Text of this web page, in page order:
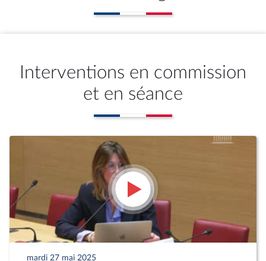
Interventions en commission
et en séance
mardi 27 mai 2025